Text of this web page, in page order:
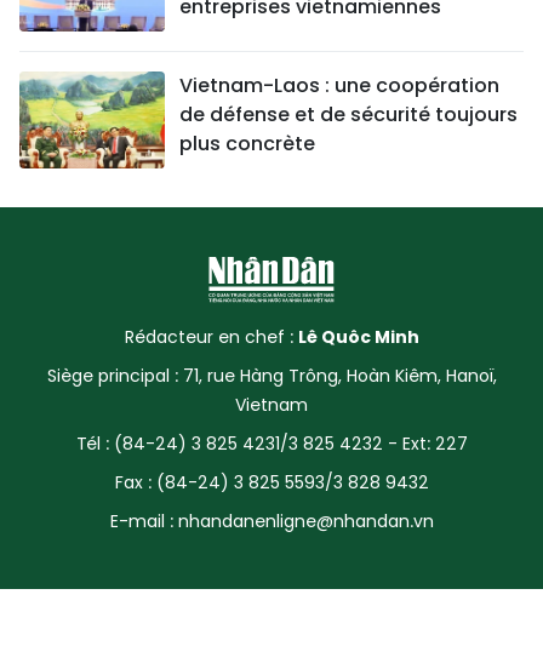
entreprises vietnamiennes
Vietnam-Laos : une coopération
de défense et de sécurité toujours
plus concrète
Rédacteur en chef : Lê Quôc Minh
Siège principal : 71, rue Hàng Trông, Hoàn Kiêm, Hanoï,
Vietnam
Tél : (84-24) 3 825 4231/3 825 4232 - Ext: 227
Fax : (84-24) 3 825 5593/3 828 9432
E-mail : nhandanenligne@nhandan.vn